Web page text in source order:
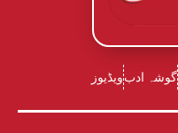
گوشہ ادبویڈیوز